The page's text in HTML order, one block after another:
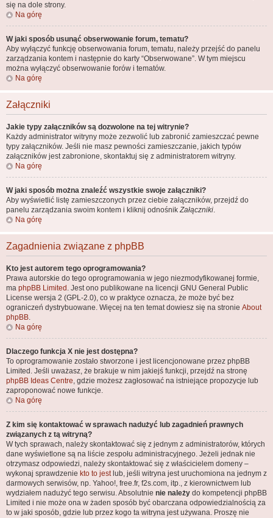
się na dole strony.
Na górę
W jaki sposób usunąć obserwowanie forum, tematu?
Aby wyłączyć funkcję obserwowania forum, tematu, należy przejść do panelu
zarządzania kontem i następnie do karty “Obserwowane”. W tym miejscu
można wyłączyć obserwowanie forów i tematów.
Na górę
Załączniki
Jakie typy załączników są dozwolone na tej witrynie?
Każdy administrator witryny może zezwolić lub zabronić zamieszczać pewne
typy załączników. Jeśli nie masz pewności zamieszczanie, jakich typów
załączników jest zabronione, skontaktuj się z administratorem witryny.
Na górę
W jaki sposób można znaleźć wszystkie swoje załączniki?
Aby wyświetlić listę zamieszczonych przez ciebie załączników, przejdź do
panelu zarządzania swoim kontem i kliknij odnośnikZałączniki.
Na górę
Zagadnienia związane z phpBB
Kto jest autorem tego oprogramowania?
Prawa autorskie do tego oprogramowania w jego niezmodyfikowanej formie,
ma phpBB Limited . Jest ono publikowane na licencji GNU General Public
License wersja 2 (GPL-2.0), co w praktyce oznacza, że może być bez
ograniczeń dystrybuowane. Więcej na ten temat dowiesz się na stronie About
phpBB.
Na górę
Dlaczego funkcja X nie jest dostępna?
To oprogramowanie zostało stworzone i jest licencjonowane przez phpBB
Limited. Jeśli uważasz, że brakuje w nim jakiejś funkcji, przejdź na stronę
phpBB Ideas Centre, gdzie możesz zagłosować na istniejące propozycje lub
zaproponować nowe funkcje.
Na górę
Z kim się kontaktować w sprawach nadużyć lub zagadnień prawnych
związanych z tą witryną?
W tych sprawach, należy skontaktować się z jednym z administratorów, których
dane wyświetlone są na liście zespołu administracyjnego. Jeżeli jednak nie
otrzymasz odpowiedzi, należy skontaktować się z właścicielem domeny –
wykonaj sprawdzenie kto to jestlub, jeśli witryna jest uruchomiona na jednym z
darmowych serwisów, np. Yahoo!, free.fr, f2s.com, itp., z kierownictwem lub
wydziałem nadużyć tego serwisu. Absolutnie nie należy do kompetencji phpBB
Limited i nie może ona w żaden sposób być obarczana odpowiedzialnością za
to w jaki sposób, gdzie lub przez kogo ta witryna jest używana. Proszę nie